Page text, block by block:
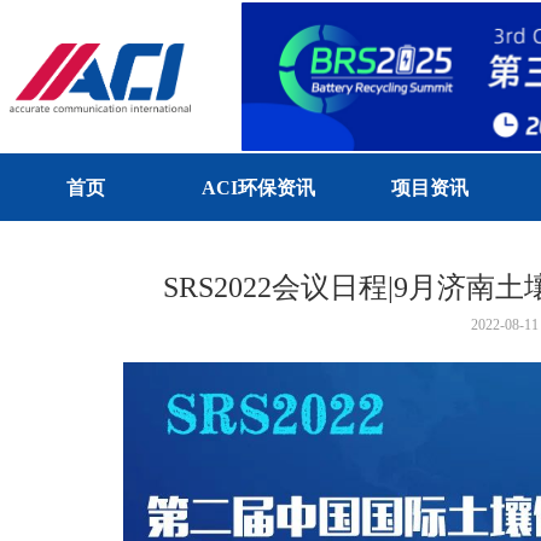
首页 ACI环保资讯 项目资讯
SRS2022会议日程|9月济南
2022-08-11